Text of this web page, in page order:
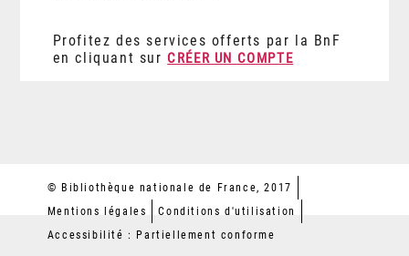
Profitez des services offerts par la BnF
en cliquant sur CRÉER UN COMPTE
© Bibliothèque nationale de France, 2017
Mentions légales
Conditions d'utilisation
Accessibilité : Partiellement conforme